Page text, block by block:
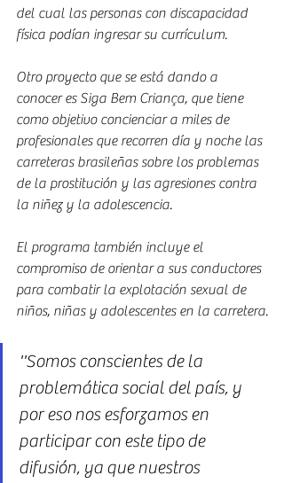
del cual las personas con discapacidad
física podían ingresar su currículum.
Otro proyecto que se está dando a
conocer es Siga Bem Criança, que tiene
como objetivo concienciar a miles de
profesionales que recorren día y noche las
carreteras brasileñas sobre los problemas
de la prostitución y las agresiones contra
la niñez y la adolescencia.
El programa también incluye el
compromiso de orientar a sus conductores
para combatir la explotación sexual de
niños, niñas y adolescentes en la carretera.
''Somos conscientes de la
problemática social del país, y
por eso nos esforzamos en
participar con este tipo de
difusión, ya que nuestros